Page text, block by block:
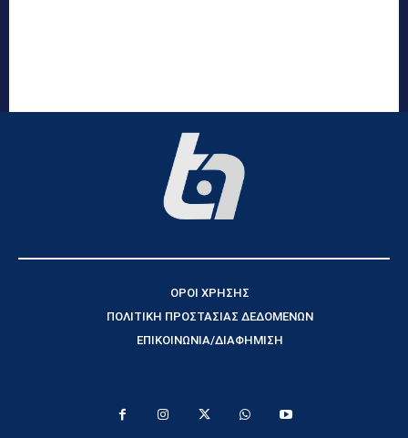
ΟΡΟΙ ΧΡΗΣΗΣ
ΠΟΛΙΤΙΚΗ ΠΡΟΣΤΑΣΙΑΣ ΔΕΔΟΜΕΝΩΝ
ΕΠΙΚΟΙΝΩΝΙΑ/ΔΙΑΦΗΜΙΣΗ